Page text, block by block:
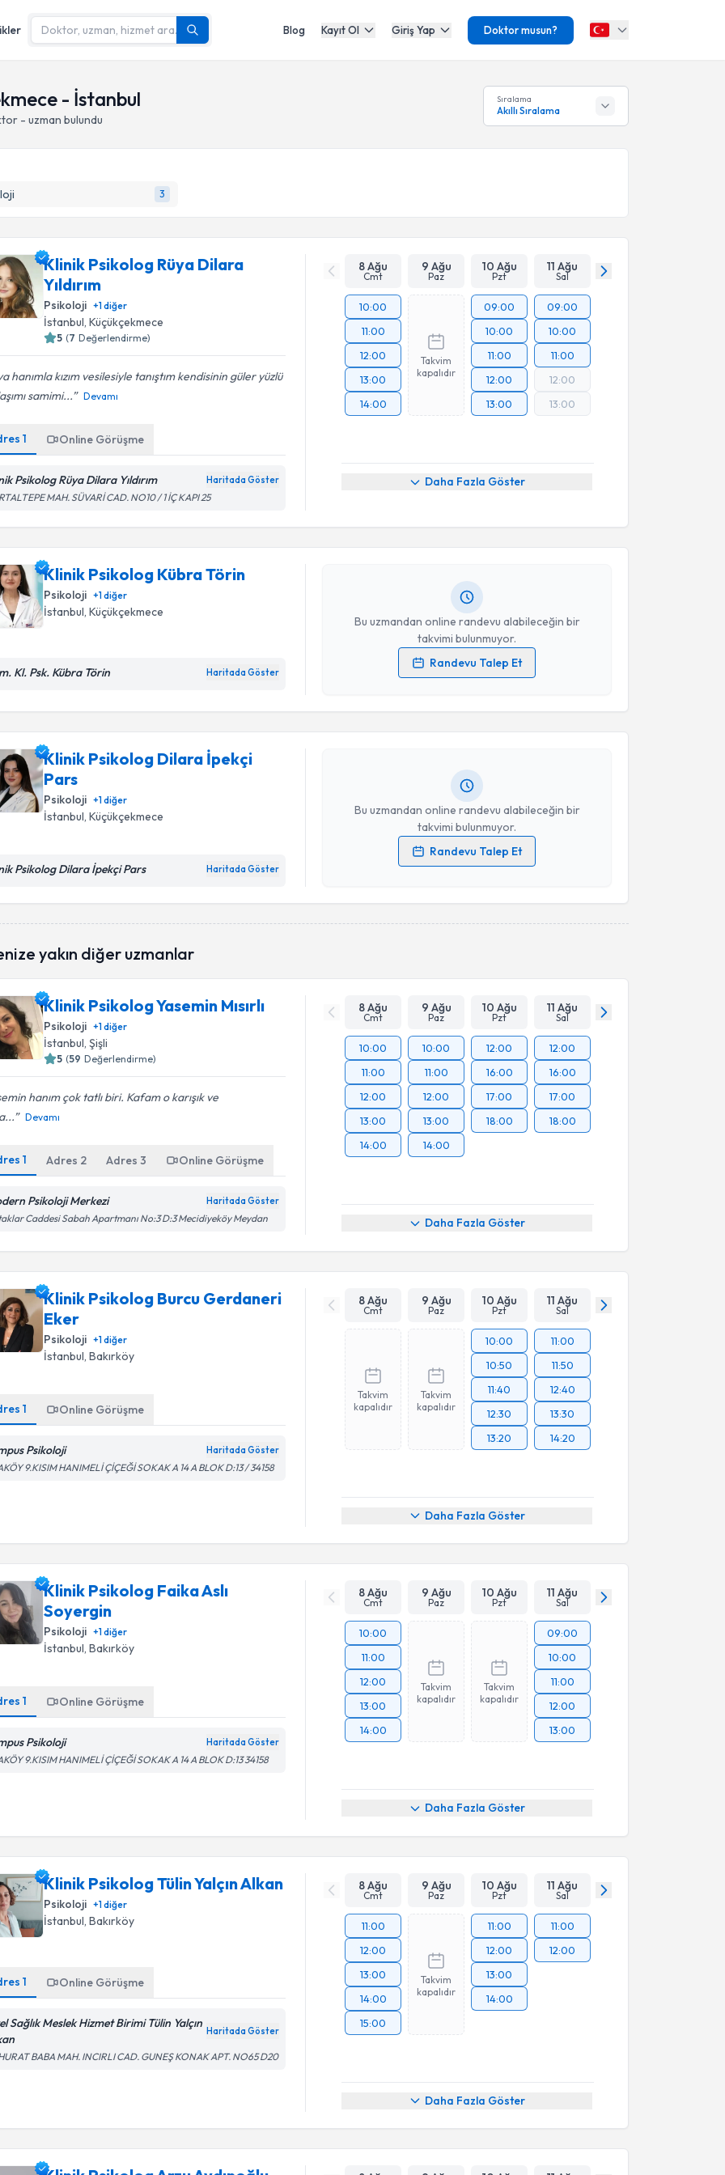
Blog Kayıt Ol Giriş Yap Doktor musun?
- İstanbul
- uzman bulundu
Sıralama
Akıllı Sıralama
3
Klinik Psikolog Rüya Dilara
Yıldırım
Psikoloji +1diğer
İstanbul, Küçükçekmece
5 (7 Değerlendirme)
hanımla kızım vesilesiyle tanıştım kendisinin güler yüzlü
samimi...
Devamı
1 Online Görüşme
Psikolog Rüya Dilara Yıldırım Haritada Göster
MAH. SÜVARİ CAD. NO10 / 1 İÇ KAPI 25
8 Ağu
Cmt
9 Ağu
Paz
10 Ağu
Pzt
11 Ağu
Sal
10:00
11:00
12:00
13:00
14:00
Takvim
kapalıdır
09:00
10:00
11:00
12:00
13:00
09:00
10:00
11:00
12:00
13:00
Daha Fazla Göster
Klinik Psikolog Kübra Törin
Psikoloji +1diğer
İstanbul, Küçükçekmece
Kl. Psk. Kübra Törin Haritada Göster
Bu uzmandan online randevu alabileceğin bir
takvimi bulunmuyor.
Randevu Talep Et
Randevu Takvimi Talebi
oluşturun. Size bu uzmandan randevu almanız için bir takvim
hazırlandığında e-posta ile bilgilendireceğiz.
Kişisel verilerimin işlenmesine ilişkinAydınlatma Metni
işlenmesini kabul ediyorum.
Klinik Psikolog Dilara İpekçi
Pars
Psikoloji +1diğer
İstanbul, Küçükçekmece
Psikolog Dilara İpekçi Pars Haritada Göster
Bu uzmandan online randevu alabileceğin bir
takvimi bulunmuyor.
Randevu Talep Et
Randevu Takvimi Talebi
Kişisel verilerimin işlenmesine ilişkinAydınlatma Metni
işlenmesini kabul ediyorum.
yakın diğer uzmanlar
Klinik Psikolog Yasemin Mısırlı
Psikoloji +1diğer
İstanbul, Şişli
5 (59 Değerlendirme)
hanım çok tatlı biri. Kafam o karışık ve
Devamı
1 Adres 2 Adres3 Online Görüşme
Psikoloji Merkezi Haritada Göster
Caddesi Sabah Apartmanı No:3 D:3 Mecidiyeköy Meydan
8 Ağu
Cmt
9 Ağu
Paz
10 Ağu
Pzt
11 Ağu
Sal
10:00
11:00
12:00
13:00
14:00
10:00
11:00
12:00
13:00
14:00
12:00
16:00
17:00
18:00
12:00
16:00
17:00
18:00
Daha Fazla Göster
Klinik Psikolog Burcu Gerdaneri
Eker
Psikoloji +1diğer
İstanbul , Bakırköy
1 Online Görüşme
Psikoloji Haritada Göster
9.KISIM HANIMELİ ÇİÇEĞİ SOKAK A 14 A BLOK D:13 / 34158
8 Ağu
Cmt
9 Ağu
Paz
10 Ağu
Pzt
11 Ağu
Sal
Takvim
kapalıdır
Takvim
kapalıdır
10:00
10:50
11:40
12:30
13:20
11:00
11:50
12:40
13:30
14:20
Daha Fazla Göster
Klinik Psikolog Faika Aslı
Soyergin
Psikoloji +1diğer
İstanbul, Bakırköy
1 Online Görüşme
Psikoloji Haritada Göster
9.KISIM HANIMELİ ÇİÇEĞİ SOKAK A 14 A BLOK D:13 34158
8 Ağu
Cmt
9 Ağu
Paz
10 Ağu
Pzt
11 Ağu
Sal
10:00
11:00
12:00
13:00
14:00
Takvim
kapalıdır
Takvim
kapalıdır
09:00
10:00
11:00
12:00
13:00
Daha Fazla Göster
Klinik Psikolog Tülin Yalçın Alkan
Psikoloji +1diğer
İstanbul , Bakırköy
1 Online Görüşme
Sağlık Meslek Hizmet Birimi Tülin Yalçın
Haritada Göster
BABA MAH. INCIRLI CAD. GUNEŞ KONAK APT. NO65 D20
8 Ağu
Cmt
9 Ağu
Paz
10 Ağu
Pzt
11 Ağu
Sal
11:00
12:00
13:00
14:00
15:00
Takvim
kapalıdır
11:00
12:00
13:00
14:00
11:00
12:00
Daha Fazla Göster